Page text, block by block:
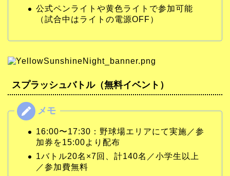
公式ペンライトや黄色ライトで参加可能
（試合中はライトの電源OFF）
スプラッシュバトル（無料イベント）
16:00〜17:30：野球場エリアにて実施／参
加券を15:00より配布
1バトル20名×7回、計140名／小学生以上
／参加費無料